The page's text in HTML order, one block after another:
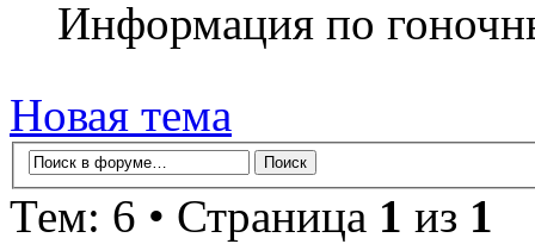
Информация по
Новая тема
Тем: 6 • Страница 1 из 1